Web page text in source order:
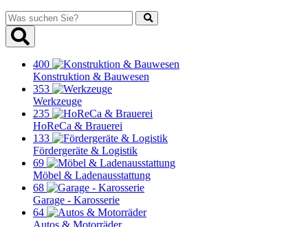
Was
suchen
Sie?
400
Konstruktion & Bauwesen
353
Werkzeuge
235
HoReCa & Brauerei
133
Fördergeräte & Logistik
69
Möbel & Ladenausstattung
68
Garage - Karosserie
64
Autos & Motorräder